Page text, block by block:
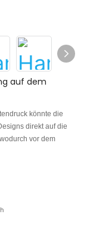
auf dem
könnte die
direkt auf die
vor dem